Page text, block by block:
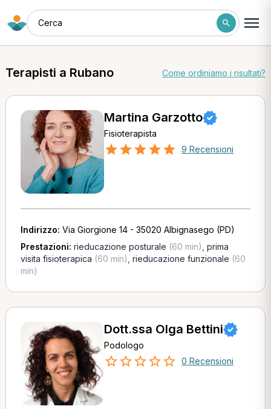
Cerca
Terapisti a Rubano Come ordiniamo i risultati?
Martina Garzotto
Fisioterapista
9 Recensioni
Indirizzo: Via Giorgione 14 - 35020 Albignasego (PD)
Prestazioni: rieducazione posturale (60 min) prima
visita fisioterapica (60 min) rieducazione funzionale (60
min)
Dott.ssa Olga Bettini
Podologo
0 Recensioni